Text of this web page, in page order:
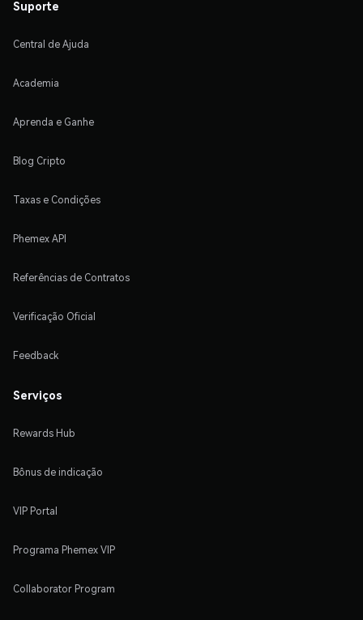
Suporte
Central de Ajuda
Academia
Aprenda e Ganhe
Blog Cripto
Taxas e Condições
Phemex API
Referências de Contratos
Verificação Oficial
Feedback
Serviços
Rewards Hub
Bônus de indicação
VIP Portal
Programa Phemex VIP
Collaborator Program